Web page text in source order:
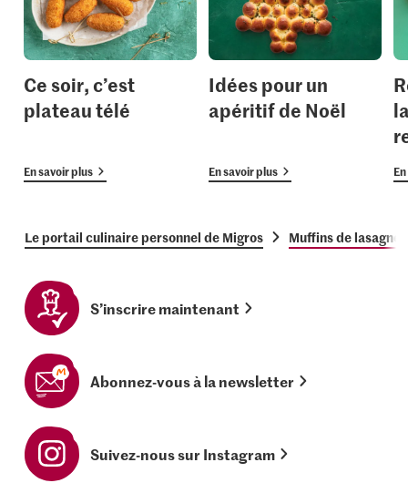
Ce soir, c’est
plateau télé
En savoir plus
Idées pour un
apéritif de Noël
En savoir plus
Le portail culinaire personnel de Migros Muffins de lasagne
S’inscrire maintenant
Abonnez-vous à la newsletter
Suivez-nous sur Instagram